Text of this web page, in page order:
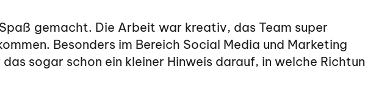
gemacht. Die Arbeit war kreativ, das Team super
Besonders im Bereich Social Media und Marketing
sogar schon ein kleiner Hinweis darauf, in welche